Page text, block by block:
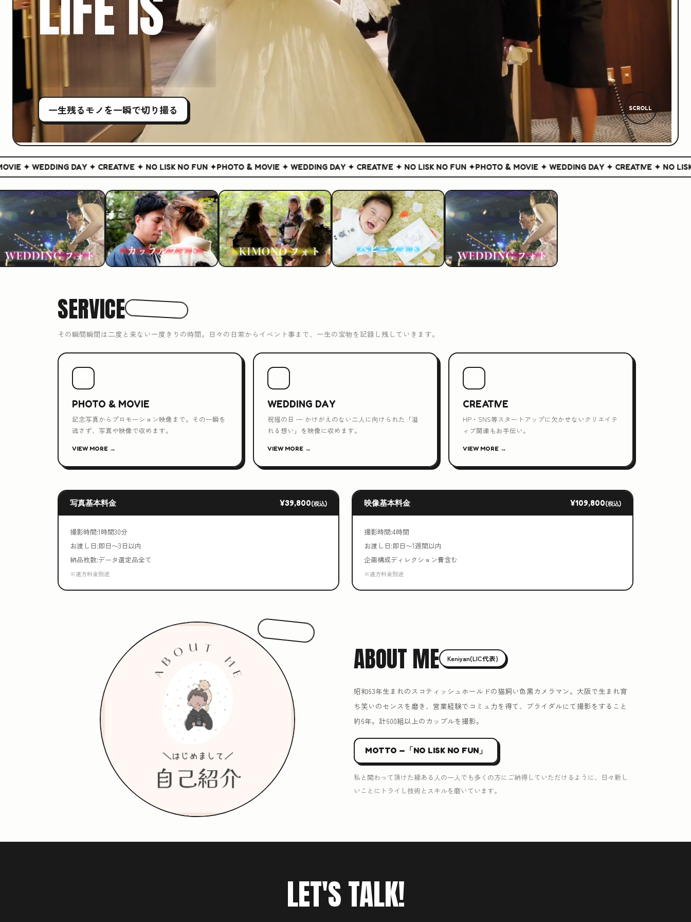
CREATIVE
一生残るモノを一瞬で切り撮る SCROLL
✦ WEDDING DAY ✦ CREATIVE ✦ NO LISK NO FUN ✦PHOTO & MOVIE ✦ WEDDING DAY ✦ CREATIVE ✦ NO LISK NO FUN ✦PHOTO & MOVIE ✦ WEDDING DAY ✦ CREATIVE ✦ NO LISK NO
SERVICE
その瞬間瞬間は二度と来ない一度きりの時間。日々の日常からイベント事まで、一生の宝物を記録し残していきます。
PHOTO & MOVIE
記念写真からプロモーション映像まで。その一瞬を
逃さず、写真や映像で収めます。
VIEW MORE →
WEDDING DAY
祝福の日 — かけがえのない二人に向けられた「溢
れる想い」を映像に収めます。
VIEW MORE →
CREATIVE
HP・SNS等スタートアップに欠かせないクリエイテ
ィブ関連もお手伝い。
VIEW MORE →
写真基本料金 ¥39,800(税込)
撮影時間:1時間30分
お渡し日:即日〜3日以内
納品枚数:データ選定品全て
※遠方料金別途
映像基本料金 ¥109,800(税込)
撮影時間:4時間
お渡し日:即日〜1週間以内
企画構成ディレクション費含む
※遠方料金別途
ABOUT ME Keniyan(LIC代表)
昭和63年生まれのスコティッシュホールドの猫飼い色黒カメラマン。大阪で生まれ育
ち笑いのセンスを磨き、営業経験でコミュ力を得て、ブライダルにて撮影をすること
約6年。計600組以上のカップルを撮影。
MOTTO —「NO LISK NO FUN」
私と関わって頂けた縁ある人の一人でも多くの方にご納得していただけるように、日々新し
いことにトライし技術とスキルを磨いています。
LET'S TALK!